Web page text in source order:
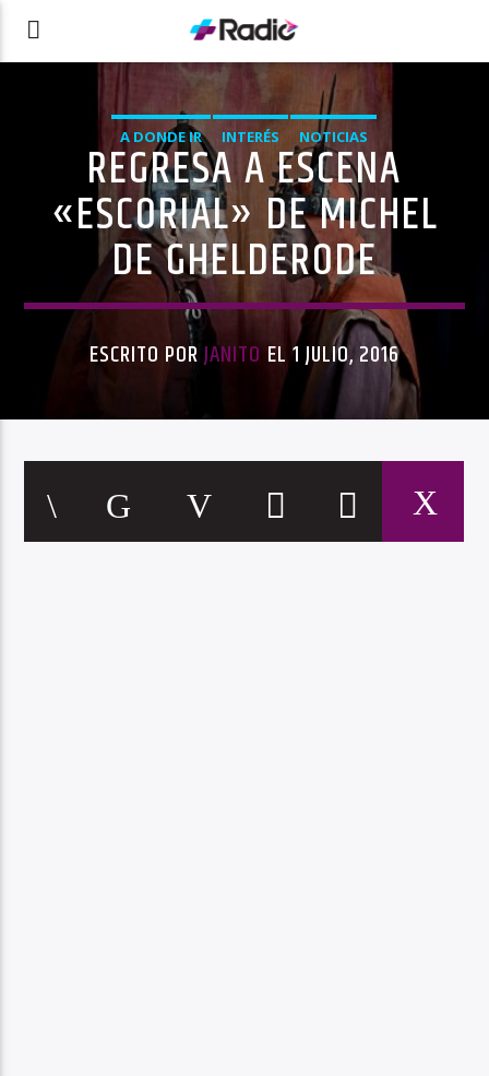
A DONDE IR INTERÉS NOTICIAS
REGRESA A ESCENA
«ESCORIAL» DE MICHEL
DE GHELDERODE
ESCRITO PORJANITO EL 1 JULIO, 2016